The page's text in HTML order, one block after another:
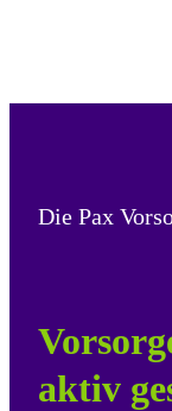
Die Pax
aktiv